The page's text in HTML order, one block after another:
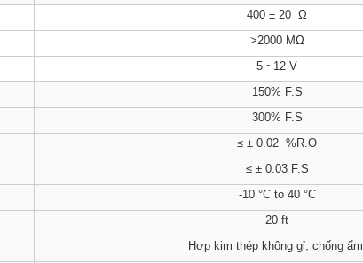
400 ± 20 Ω
>2000 MΩ
5 ~12 V
150% F.S
300% F.S
≤ ± 0.02 %R.O
≤ ± 0.03 F.S
-10 °C to 40 °C
20 ft
Hợp kim thép không gỉ, chống ẩm,